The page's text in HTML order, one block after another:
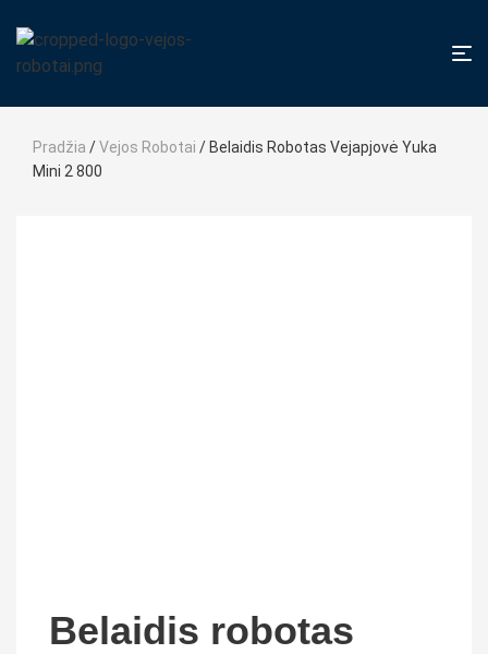
Pradžia /Vejos Robotai / Belaidis Robotas Vejapjovė Yuka
Mini 2 800
Belaidis robotas